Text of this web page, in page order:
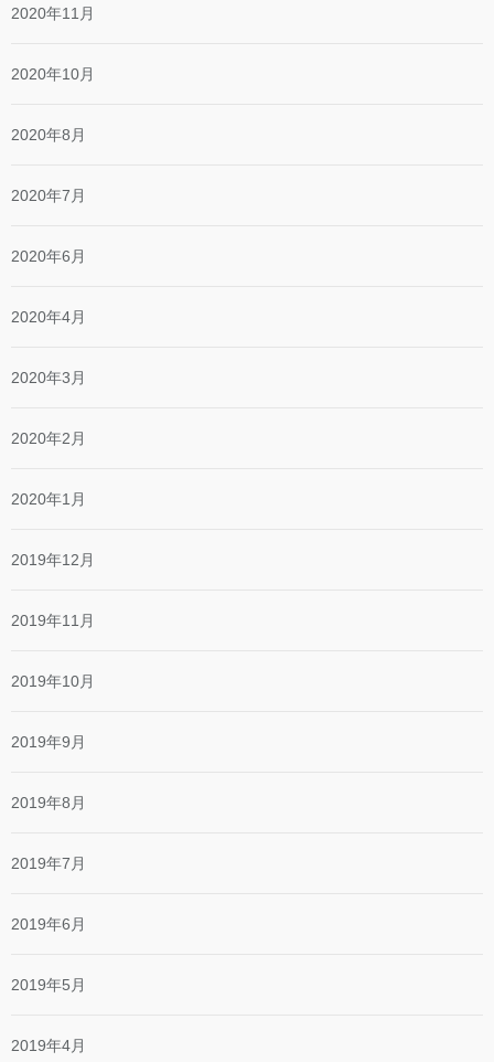
2020年11月
2020年10月
2020年8月
2020年7月
2020年6月
2020年4月
2020年3月
2020年2月
2020年1月
2019年12月
2019年11月
2019年10月
2019年9月
2019年8月
2019年7月
2019年6月
2019年5月
2019年4月